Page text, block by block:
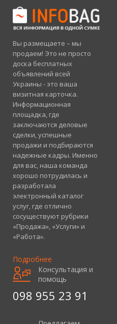
Вы размещаете – мы
продаем! Это не просто
доска бесплатных
объявлений всей
Украины - это ваша
визитная карточка.
Информационная
площадка, где
заключаются деловые
сделки, успешные
продажи и подбираются
надежные кадры. Именно
для вас, наша команда
хорошо потрудилась и
разработала
электронный каталог
услуг, где отлично
сосуществуют рубрики
«Продажа», «Услуги» и
«Работа».
Подробнее
Консультация и
помощь
098 955 23 91